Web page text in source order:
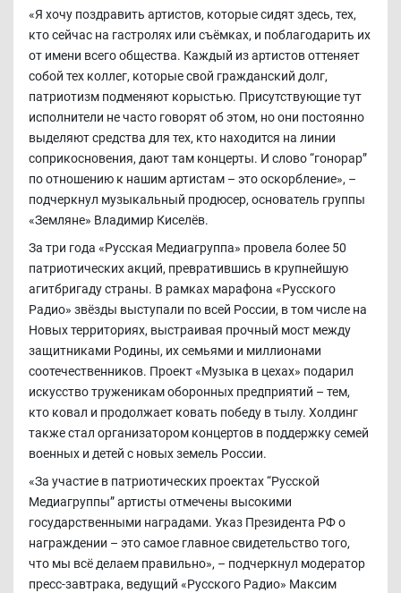
«Я хочу поздравить артистов, которые сидят здесь, тех,
кто сейчас на гастролях или съёмках, и поблагодарить их
от имени всего общества. Каждый из артистов оттеняет
собой тех коллег, которые свой гражданский долг,
патриотизм подменяют корыстью. Присутствующие тут
исполнители не часто говорят об этом, но они постоянно
выделяют средства для тех, кто находится на линии
соприкосновения, дают там концерты. И слово “гонорар”
по отношению к нашим артистам – это оскорбление», –
подчеркнул музыкальный продюсер, основатель группы
«Земляне» Владимир Киселёв.
За три года «Русская Медиагруппа» провела более 50
патриотических акций, превратившись в крупнейшую
агитбригаду страны. В рамках марафона «Русского
Радио» звёзды выступали по всей России, в том числе на
Новых территориях, выстраивая прочный мост между
защитниками Родины, их семьями и миллионами
соотечественников. Проект «Музыка в цехах» подарил
искусство труженикам оборонных предприятий – тем,
кто ковал и продолжает ковать победу в тылу. Холдинг
также стал организатором концертов в поддержку семей
военных и детей с новых земель России.
«За участие в патриотических проектах “Русской
Медиагруппы” артисты отмечены высокими
государственными наградами. Указ Президента РФ о
награждении – это самое главное свидетельство того,
что мы всё делаем правильно», – подчеркнул модератор
пресс-завтрака, ведущий «Русского Радио» Максим